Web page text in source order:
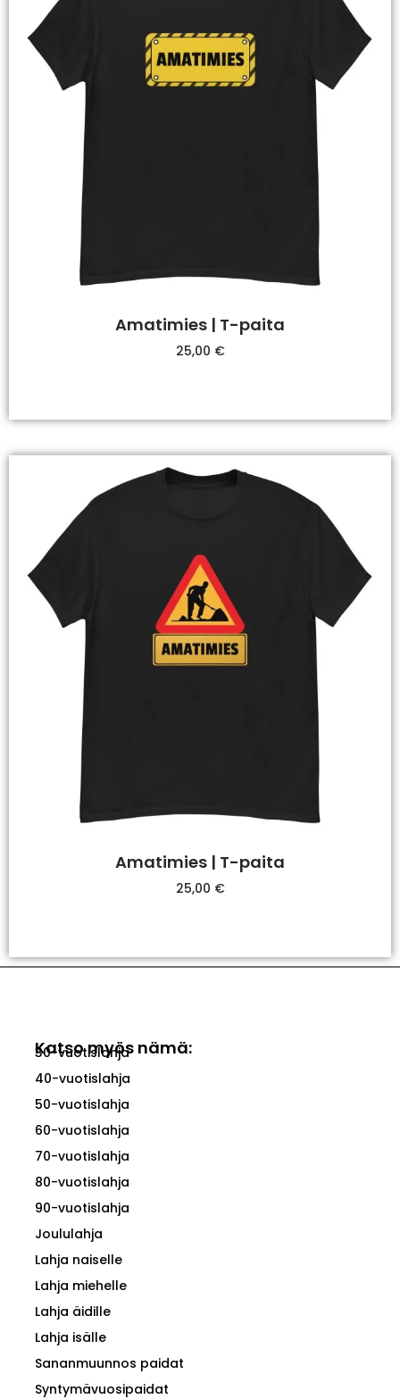
Amatimies | T-paita
25,00 €
Amatimies | T-paita
25,00 €
Katso myös nämä:
30-vuotislahja
40-vuotislahja
50-vuotislahja
60-vuotislahja
70-vuotislahja
80-vuotislahja
90-vuotislahja
Joululahja
Lahja naiselle
Lahja miehelle
Lahja äidille
Lahja isälle
Sananmuunnos paidat
Syntymävuosipaidat